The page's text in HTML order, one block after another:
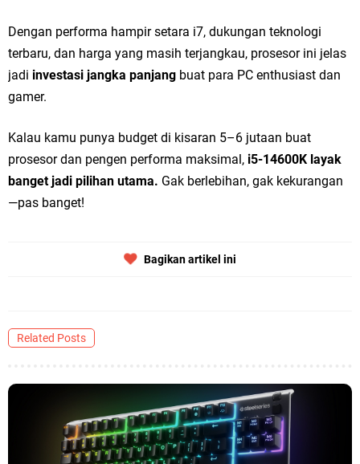
Dengan performa hampir setara i7, dukungan teknologi
terbaru, dan harga yang masih terjangkau, prosesor ini jelas
jadi investasi jangka panjang buat para PC enthusiast dan
gamer.
Kalau kamu punya budget di kisaran 5–6 jutaan buat
prosesor dan pengen performa maksimal, i5-14600K layak
banget jadi pilihan utama. Gak berlebihan, gak kekurangan
—pas banget!
Bagikan artikel ini
Related Posts